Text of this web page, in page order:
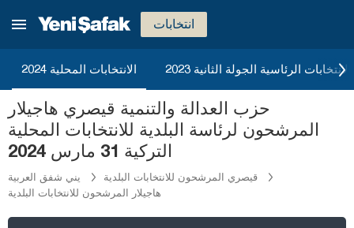
انتخابات
الانتخابات المحلية 2024 2023 الانتخابات الرئاسية الجولة الثانية
حزب العدالة والتنمية قيصري هاجيلار
المرشحون لرئاسة البلدية للانتخابات المحلية
التركية 31 مارس 2024
يني شفق العربية
قيصري المرشحون للانتخابات البلدية
هاجيلار المرشحون للانتخابات البلدية
هاكّاري
إيغدير
إيسبارتا
قهرمان ماراش
قارابوك
كرامان